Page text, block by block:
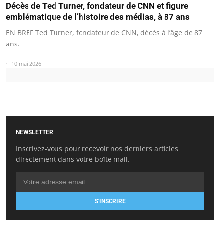
Décès de Ted Turner, fondateur de CNN et figure
emblématique de l’histoire des médias, à 87 ans
EN BREF Ted Turner, fondateur de CNN, décès à l’âge de 87
ans.
10 mai 2026
NEWSLETTER
Inscrivez-vous pour recevoir nos derniers articles
directement dans votre boîte mail.
S'INSCRIRE